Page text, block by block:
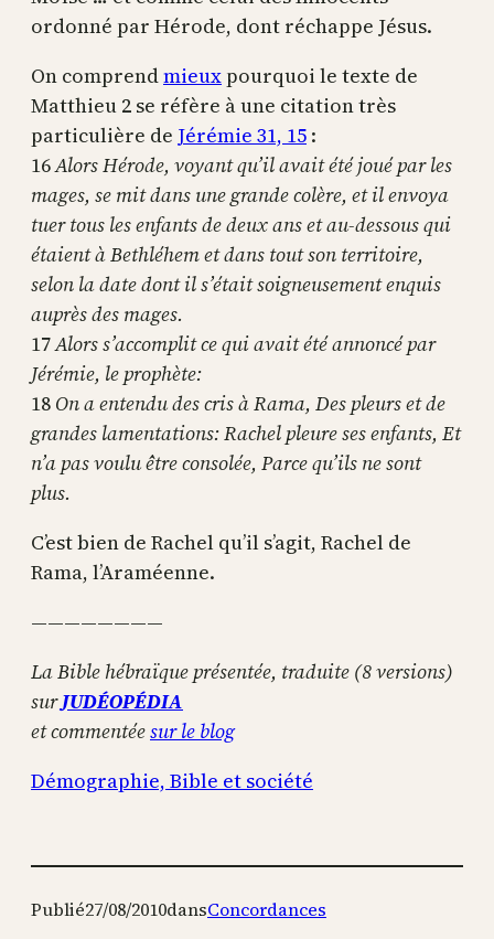
ordonné par Hérode, dont réchappe Jésus.
On comprendmieux pourquoi le texte de
Matthieu 2 se réfère à une citation très
particulière de Jérémie 31, 15 :
16Alors Hérode, voyant qu’il avait été joué par les
mages, se mit dans une grande colère, et il envoya
tuer tous les enfants de deux ans et au-dessous qui
étaient à Bethléhem et dans tout son territoire,
selon la date dont il s’était soigneusement enquis
auprès des mages.
17Alors s’accomplit ce qui avait été annoncé par
Jérémie, le prophète:
18 On a entendu des cris à Rama, Des pleurs et de
grandes lamentations: Rachel pleure ses enfants, Et
n’a pas voulu être consolée, Parce qu’ils ne sont
plus.
C’est bien de Rachel qu’il s’agit, Rachel de
Rama, l’Araméenne.
————————
La Bible hébraïque présentée, traduite (8 versions)
surJUDÉOPÉDIA
et commentéesur le blog
Démographie, Bible et société
Publié27/08/2010dansConcordances